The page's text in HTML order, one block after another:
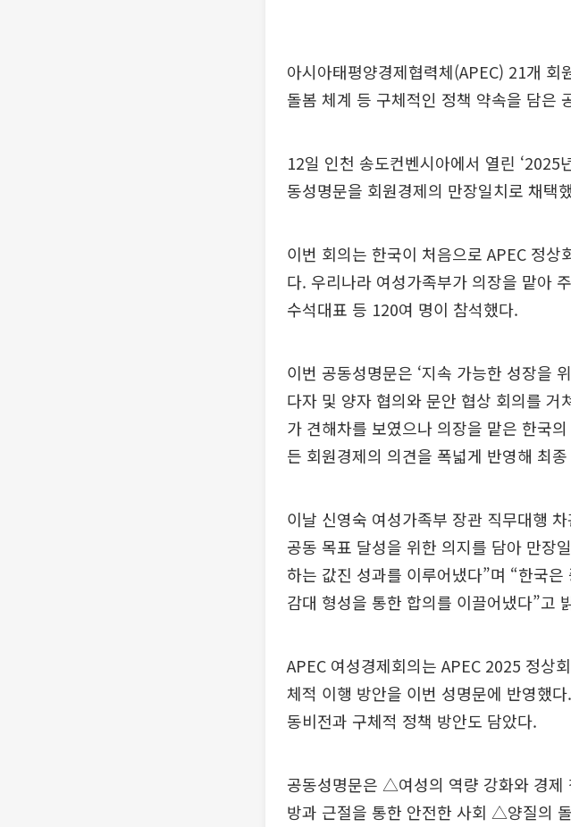
아시아태평양경제협력체(APEC) 21개 회
돌봄 체계 등 구체적인 정책 약속을 담은
12일 인천 송도컨벤시아에서 열린 ‘2025
동성명문을 회원경제의 만장일치로 채택
이번 회의는 한국이 처음으로 APEC 정
다. 우리나라 여성가족부가 의장을 맡아
수석대표 등 120여 명이 참석했다.
이번 공동성명문은 ‘지속 가능한 성장을
다자 및 양자 협의와 문안 협상 회의를
가 견해차를 보였으나 의장을 맡은 한국
든 회원경제의 의견을 폭넓게 반영해 최
이날 신영숙 여성가족부 장관 직무대행
공동 목표 달성을 위한 의지를 담아 만장
하는 값진 성과를 이루어냈다”며 “한국
감대 형성을 통한 합의를 이끌어냈다”고
APEC 여성경제회의는 APEC 2025 정상
체적 이행 방안을 이번 성명문에 반영했
동비전과 구체적 정책 방안도 담았다.
공동성명문은 △여성의 역량 강화와 경
방과 근절을 통한 안전한 사회 △양질의